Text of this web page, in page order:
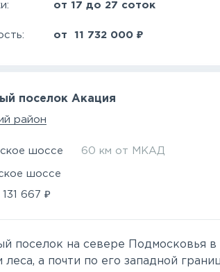
от 17 до 27 соток
от11 732 000 ₽
поселок Акация
район
шоссе 60 км от МКАД
шоссе
131 667 ₽
поселок на севере Подмосковья
а почти по его западной